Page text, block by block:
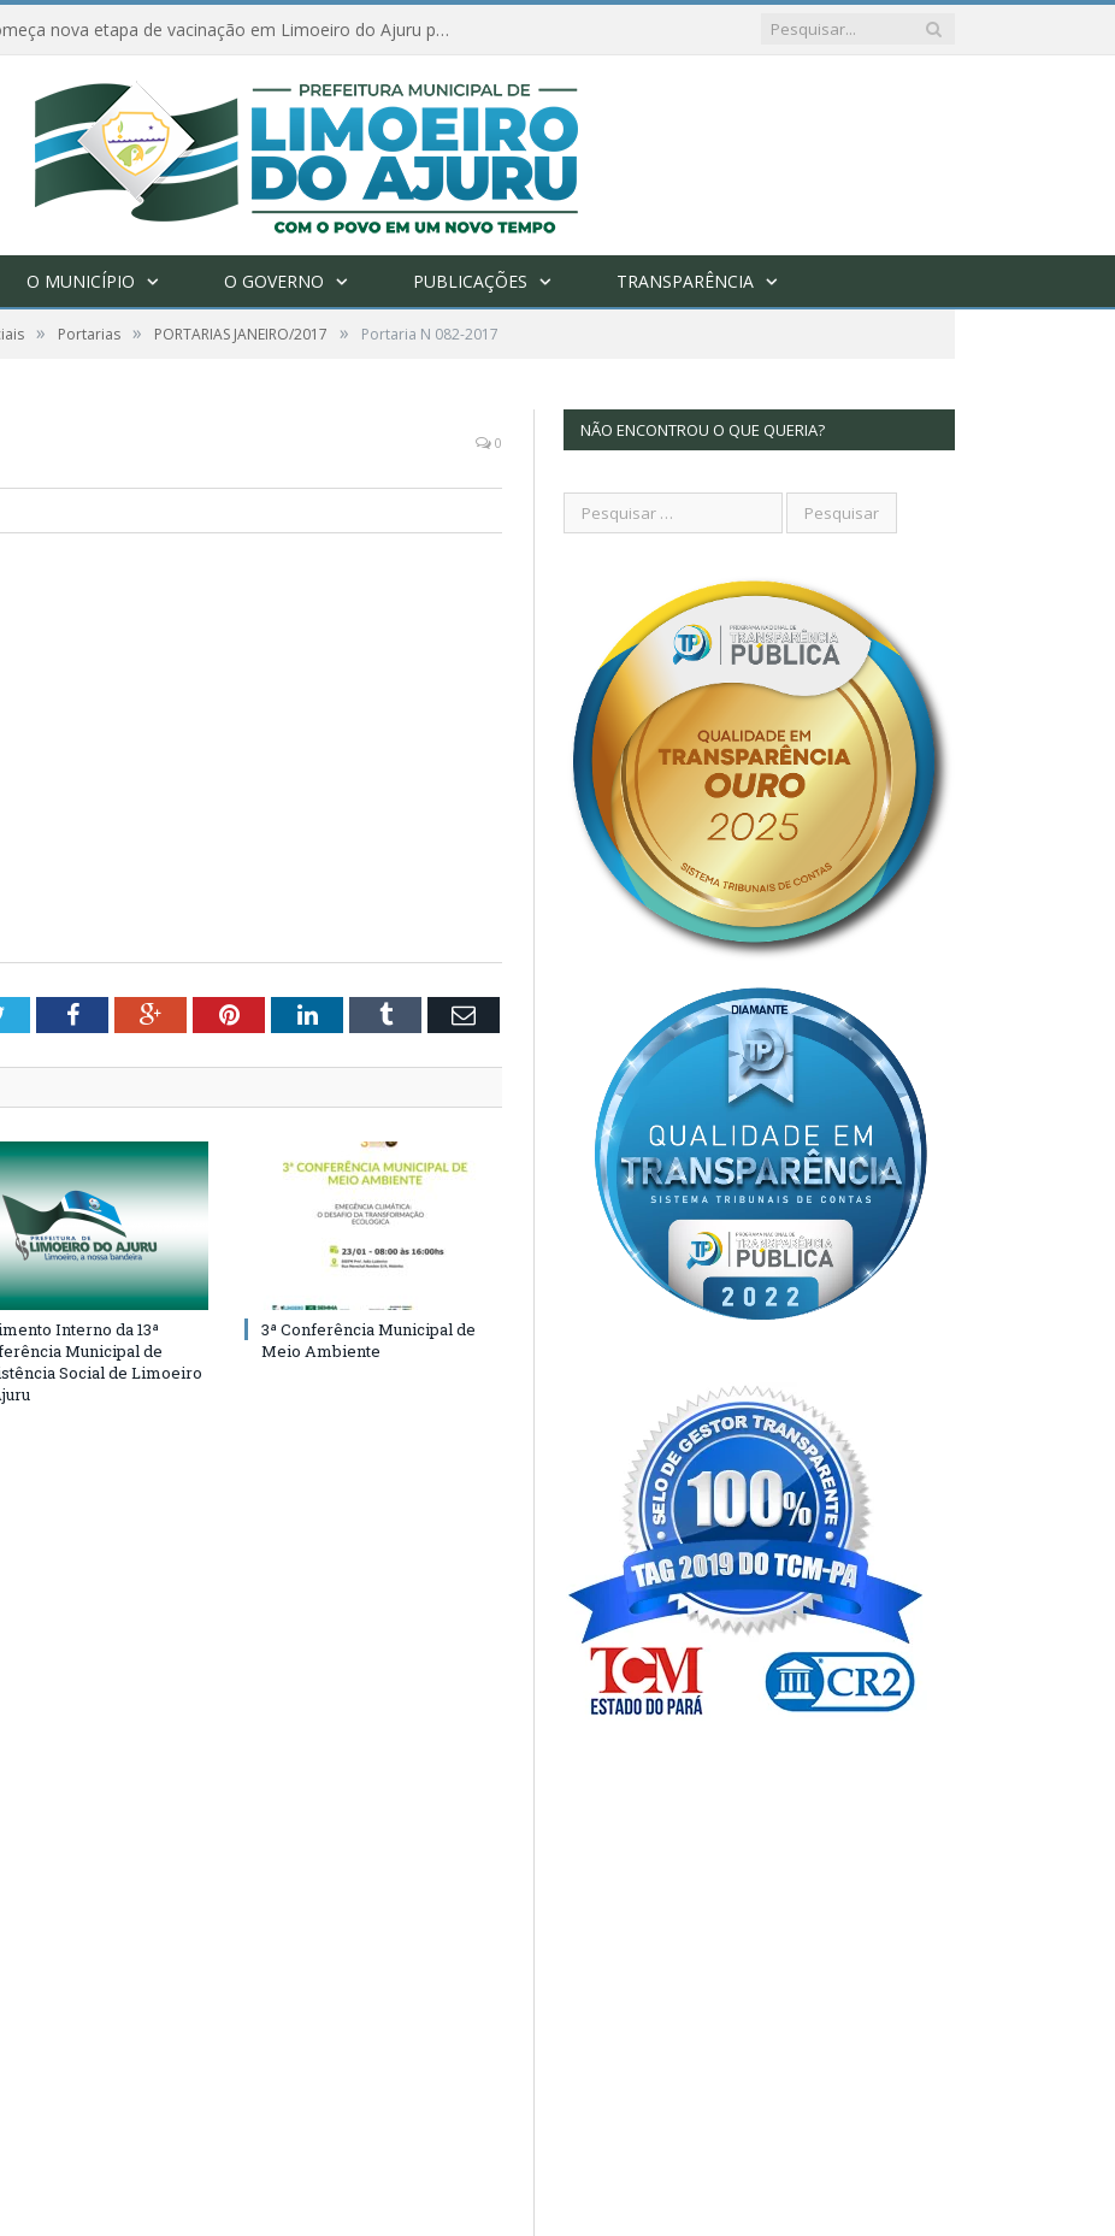
Amanhã começa nova etapa de vacinação em Limoeiro do Ajuru para idosos com 65 ou mais
O MUNICÍPIO O GOVERNO PUBLICAÇÕES TRANSPARÊNCIA
» Portarias » PORTARIAS JANEIRO/2017 » Portaria N 082-2017
0
TwitterFacebookGoogle+PinterestLinkedInTumblr Email
Interno da 13ª
Municipal de
Social de Limoeiro
3ª Conferência Municipal de
Meio Ambiente
NÃO ENCONTROU O QUE QUERIA?